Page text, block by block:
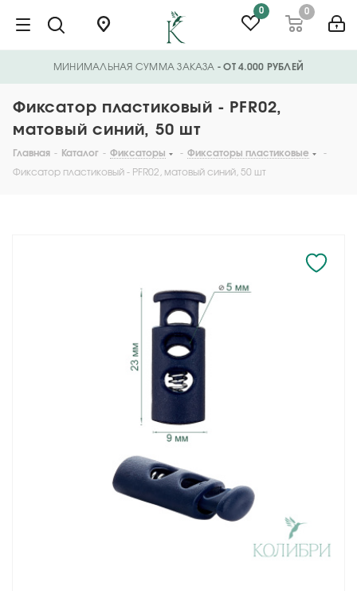
0 0
МИНИМАЛЬНАЯ СУММА ЗАКАЗА - ОТ 4.000 РУБЛЕЙ
Фиксатор пластиковый - PFR02,
матовый синий, 50 шт
Главная - Каталог - Фиксаторы - Фиксаторы пластиковые
-
Фиксатор пластиковый - PFR02, матовый синий, 50 шт